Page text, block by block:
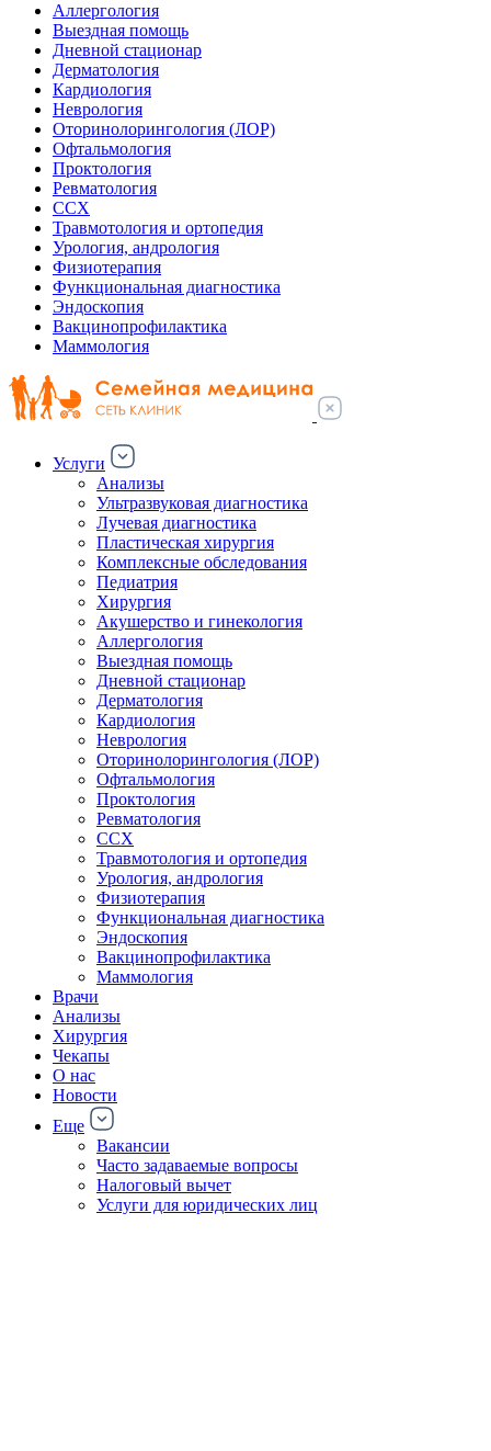
Аллергология
Выездная помощь
Дневной стационар
Дерматология
Кардиология
Неврология
Оторинолорингология (ЛОР)
Офтальмология
Проктология
Ревматология
ССХ
Травмотология и ортопедия
Урология, андрология
Физиотерапия
Функциональная диагностика
Эндоскопия
Вакцинопрофилактика
Маммология
Услуги
Анализы
Ультразвуковая диагностика
Лучевая диагностика
Пластическая хирургия
Комплексные обследования
Педиатрия
Хирургия
Акушерство и гинекология
Аллергология
Выездная помощь
Дневной стационар
Дерматология
Кардиология
Неврология
Оторинолорингология (ЛОР)
Офтальмология
Проктология
Ревматология
ССХ
Травмотология и ортопедия
Урология, андрология
Физиотерапия
Функциональная диагностика
Эндоскопия
Вакцинопрофилактика
Маммология
Врачи
Анализы
Хирургия
Чекапы
О нас
Новости
Еще
Вакансии
Часто задаваемые вопросы
Налоговый вычет
Услуги для юридических лиц